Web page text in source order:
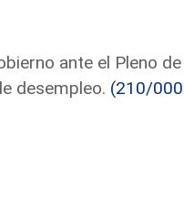
ante el Pleno
desempleo. (210/